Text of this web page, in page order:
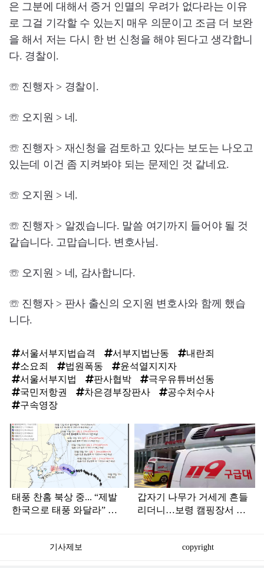
은 그분에 대해서 증거 인멸의 우려가 없다라는 이유
로 그걸 기각할 수 있는지 매우 의문이고 조금 더 보완
을 해서 저는 다시 한 번 신청을 해야 된다고 생각합니
다. 경찰이.
☏ 진행자 > 경찰이.
☏ 오지원 > 네.
☏ 진행자 > 재신청을 검토하고 있다는 보도는 나오고
있는데 이건 좀 지켜봐야 되는 문제인 것 같네요.
☏ 오지원 > 네.
☏ 진행자 > 알겠습니다. 말씀 여기까지 들어야 될 것
같습니다. 고맙습니다. 변호사님.
☏ 오지원 > 네, 감사합니다.
☏ 진행자 > 판사 출신의 오지원 변호사와 함께 했습
니다.
서울서부지법습격 서부지법난동
내란죄
소요죄
법원폭동
윤석열지지자
서울서부지법
판사협박
극우유튜버선동
국민저항권
차은경부장판사
공수처수사
구속영장
탑
라
인
태풍 찬홈 북상 중... “제발
한국으로 태풍 와달라” 말
갑자기 나무가 거세게 흔들
리더니…보령 캠핑장서 일
기사제보 copyright